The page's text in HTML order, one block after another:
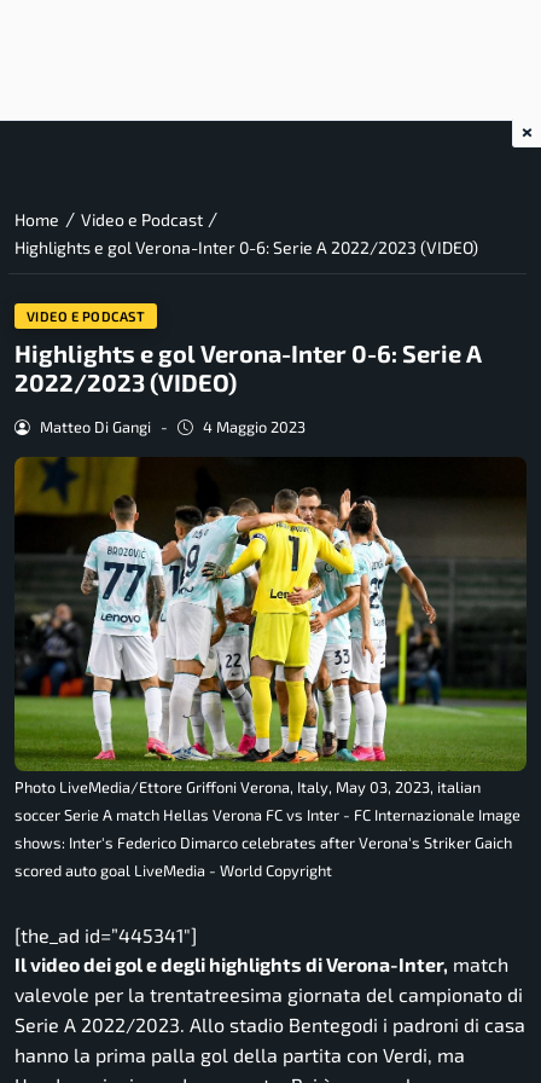
Home / Video e Podcast /
Highlights e gol Verona-Inter 0-6: Serie A 2022/2023 (VIDEO)
VIDEO E PODCAST
Highlights e gol Verona-Inter 0-6: Serie A
2022/2023 (VIDEO)
Matteo Di Gangi - 4 Maggio 2023
Photo LiveMedia/Ettore Griffoni Verona, Italy, May 03, 2023, italian
soccer Serie A match Hellas Verona FC vs Inter - FC Internazionale Image
shows: Inter's Federico Dimarco celebrates after Verona's Striker Gaich
scored auto goal LiveMedia - World Copyright
[the_ad id=”445341″]
Il video dei gol e degli highlights di Verona-Inter, match
valevole per la trentatreesima giornata del campionato di
Serie A 2022/2023. Allo stadio Bentegodi i padroni di casa
hanno la prima palla gol della partita con Verdi, ma
×